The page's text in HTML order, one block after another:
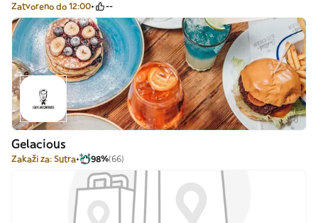
Zatvoreno do 12:00 --
Gelacious
Zakaži za: Sutra 98%(66)